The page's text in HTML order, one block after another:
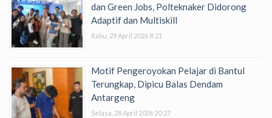
dan Green Jobs, Polteknaker Didorong
Adaptif dan Multiskill
Rabu, 29 April 2026 8:21
Motif Pengeroyokan Pelajar di Bantul
Terungkap, Dipicu Balas Dendam
Antargeng
Selasa, 28 April 2026 20:27